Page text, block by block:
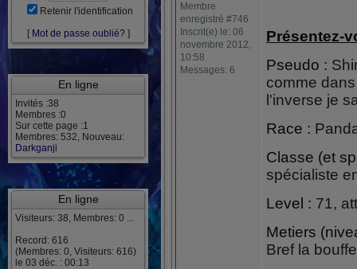
Retenir l'identification
[ Mot de passe oublié? ]
En ligne
Invités :38
Membres :0
Sur cette page :1
Membres: 532, Nouveau:
Darkganji
En ligne
Visiteurs: 38, Membres: 0 ...
Record: 616
(Membres: 0, Visiteurs: 616)
le 03 déc. : 00:13
Membre
enregistré #746
Inscrit(e) le: 06
novembre 2012,
10:58
Messages: 6
Présentez-
Pseudo :
comme
l'inverse je
Race :
Classe (et
spécialiste
Level : 71,
Metiers
Bref la